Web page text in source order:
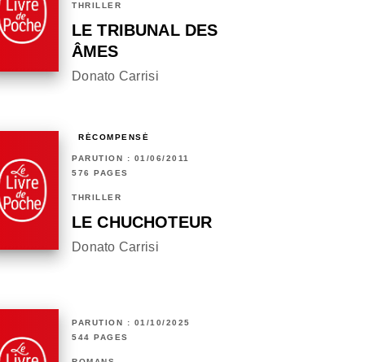
THRILLER
LE TRIBUNAL DES
ÂMES
Donato Carrisi
RÉCOMPENSÉ
PARUTION : 01/06/2011
576 PAGES
THRILLER
LE CHUCHOTEUR
Donato Carrisi
PARUTION : 01/10/2025
544 PAGES